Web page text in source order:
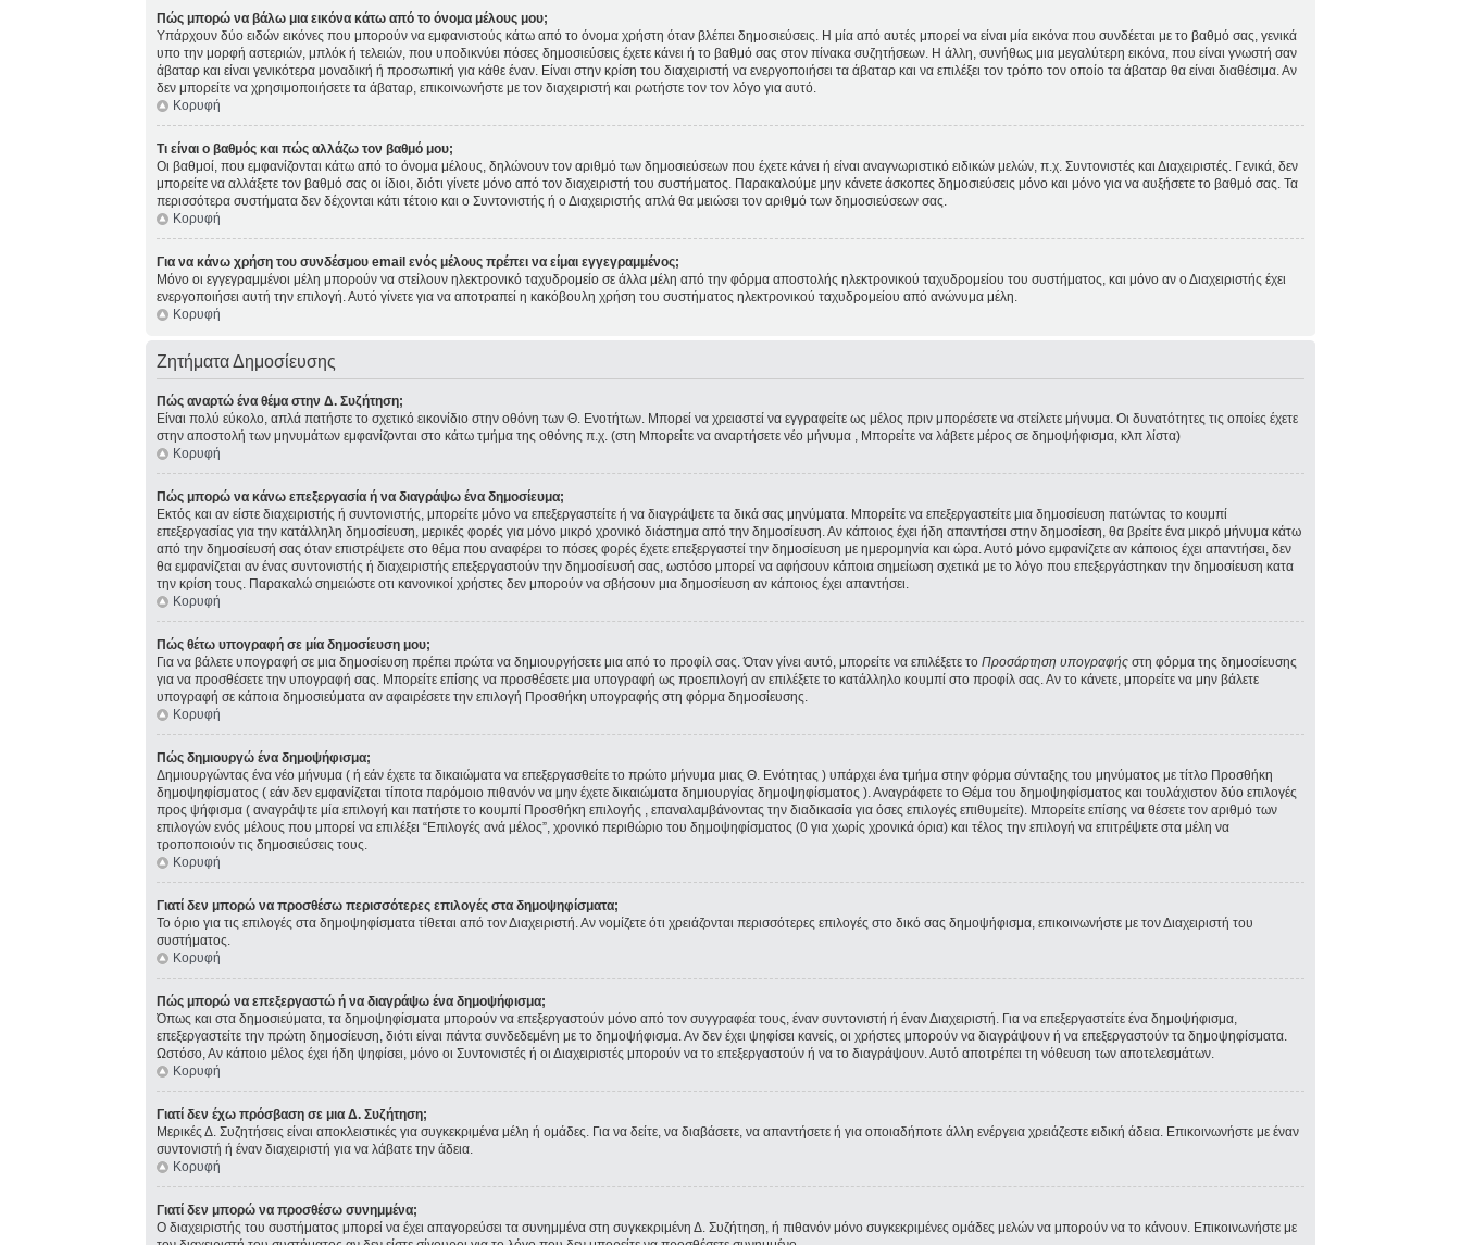
Πώς μπορώ να βάλω μια εικόνα κάτω από το όνομα μέλους μου;
Υπάρχουν δύο ειδών εικόνες που μπορούν να εμφανιστούς κάτω από το όνομα χρήστη όταν βλέπει δημοσιεύσεις. Η μία από αυτές μπορεί να είναι μία εικόνα που συνδέεται με το βαθμό σας, γενικά
υπο την μορφή αστεριών, μπλόκ ή τελειών, που υποδικνύει πόσες δημοσιεύσεις έχετε κάνει ή το βαθμό σας στον πίνακα συζητήσεων. Η άλλη, συνήθως μια μεγαλύτερη εικόνα, που είναι γνωστή σαν
άβαταρ και είναι γενικότερα μοναδική ή προσωπική για κάθε έναν. Είναι στην κρίση του διαχειριστή να ενεργοποιήσει τα άβαταρ και να επιλέξει τον τρόπο τον οποίο τα άβαταρ θα είναι διαθέσιμα. Αν
δεν μπορείτε να χρησιμοποιήσετε τα άβαταρ, επικοινωνήστε με τον διαχειριστή και ρωτήστε τον τον λόγο για αυτό.
Κορυφή
Τι είναι ο βαθμός και πώς αλλάζω τον βαθμό μου;
Οι βαθμοί, που εμφανίζονται κάτω από το όνομα μέλους, δηλώνουν τον αριθμό των δημοσιεύσεων που έχετε κάνει ή είναι αναγνωριστικό ειδικών μελών, π.χ. Συντονιστές και Διαχειριστές. Γενικά, δεν
μπορείτε να αλλάξετε τον βαθμό σας οι ίδιοι, διότι γίνετε μόνο από τον διαχειριστή του συστήματος. Παρακαλούμε μην κάνετε άσκοπες δημοσιεύσεις μόνο και μόνο για να αυξήσετε το βαθμό σας. Τα
περισσότερα συστήματα δεν δέχονται κάτι τέτοιο και ο Συντονιστής ή ο Διαχειριστής απλά θα μειώσει τον αριθμό των δημοσιεύσεων σας.
Κορυφή
Για να κάνω χρήση του συνδέσμου email ενός μέλους πρέπει να είμαι εγγεγραμμένος;
Μόνο οι εγγεγραμμένοι μέλη μπορούν να στείλουν ηλεκτρονικό ταχυδρομείο σε άλλα μέλη από την φόρμα αποστολής ηλεκτρονικού ταχυδρομείου του συστήματος, και μόνο αν ο Διαχειριστής έχει
ενεργοποιήσει αυτή την επιλογή. Αυτό γίνετε για να αποτραπεί η κακόβουλη χρήση του συστήματος ηλεκτρονικού ταχυδρομείου από ανώνυμα μέλη.
Κορυφή
Ζητήματα Δημοσίευσης
Πώς αναρτώ ένα θέμα στην Δ. Συζήτηση;
Είναι πολύ εύκολο, απλά πατήστε το σχετικό εικονίδιο στην οθόνη των Θ. Ενοτήτων. Μπορεί να χρειαστεί να εγγραφείτε ως μέλος πριν μπορέσετε να στείλετε μήνυμα. Οι δυνατότητες τις οποίες έχετε
στην αποστολή των μηνυμάτων εμφανίζονται στο κάτω τμήμα της οθόνης π.χ. (στη Μπορείτε να αναρτήσετε νέο μήνυμα , Μπορείτε να λάβετε μέρος σε δημοψήφισμα, κλπ λίστα)
Κορυφή
Πώς μπορώ να κάνω επεξεργασία ή να διαγράψω ένα δημοσίευμα;
Εκτός και αν είστε διαχειριστής ή συντονιστής, μπορείτε μόνο να επεξεργαστείτε ή να διαγράψετε τα δικά σας μηνύματα. Μπορείτε να επεξεργαστείτε μια δημοσίευση πατώντας το κουμπί
επεξεργασίας για την κατάλληλη δημοσίευση, μερικές φορές για μόνο μικρό χρονικό διάστημα από την δημοσίευση. Αν κάποιος έχει ήδη απαντήσει στην δημοσίεση, θα βρείτε ένα μικρό μήνυμα κάτω
από την δημοσίευσή σας όταν επιστρέψετε στο θέμα που αναφέρει το πόσες φορές έχετε επεξεργαστεί την δημοσίευση με ημερομηνία και ώρα. Αυτό μόνο εμφανίζετε αν κάποιος έχει απαντήσει, δεν
θα εμφανίζεται αν ένας συντονιστής ή διαχειριστής επεξεργαστούν την δημοσίευσή σας, ωστόσο μπορεί να αφήσουν κάποια σημείωση σχετικά με το λόγο που επεξεργάστηκαν την δημοσίευση κατα
την κρίση τους. Παρακαλώ σημειώστε οτι κανονικοί χρήστες δεν μπορούν να σβήσουν μια δημοσίευση αν κάποιος έχει απαντήσει.
Κορυφή
Πώς θέτω υπογραφή σε μία δημοσίευση μου;
Για να βάλετε υπογραφή σε μια δημοσίευση πρέπει πρώτα να δημιουργήσετε μια από το προφίλ σας. Όταν γίνει αυτό, μπορείτε να επιλέξετε τοΠροσάρτηση υπογραφής στη φόρμα της δημοσίευσης
για να προσθέσετε την υπογραφή σας. Μπορείτε επίσης να προσθέσετε μια υπογραφή ως προεπιλογή αν επιλέξετε το κατάλληλο κουμπί στο προφίλ σας. Αν το κάνετε, μπορείτε να μην βάλετε
υπογραφή σε κάποια δημοσιεύματα αν αφαιρέσετε την επιλογή Προσθήκη υπογραφής στη φόρμα δημοσίευσης.
Κορυφή
Πώς δημιουργώ ένα δημοψήφισμα;
Δημιουργώντας ένα νέο μήνυμα ( ή εάν έχετε τα δικαιώματα να επεξεργασθείτε το πρώτο μήνυμα μιας Θ. Ενότητας ) υπάρχει ένα τμήμα στην φόρμα σύνταξης του μηνύματος με τίτλο Προσθήκη
δημοψηφίσματος ( εάν δεν εμφανίζεται τίποτα παρόμοιο πιθανόν να μην έχετε δικαιώματα δημιουργίας δημοψηφίσματος ). Αναγράφετε το Θέμα του δημοψηφίσματος και τουλάχιστον δύο επιλογές
προς ψήφισμα ( αναγράψτε μία επιλογή και πατήστε το κουμπί Προσθήκη επιλογής , επαναλαμβάνοντας την διαδικασία για όσες επιλογές επιθυμείτε). Μπορείτε επίσης να θέσετε τον αριθμό των
επιλογών ενός μέλους που μπορεί να επιλέξει “Επιλογές ανά μέλος”, χρονικό περιθώριο του δημοψηφίσματος (0 για χωρίς χρονικά όρια) και τέλος την επιλογή να επιτρέψετε στα μέλη να
τροποποιούν τις δημοσιεύσεις τους.
Κορυφή
Γιατί δεν μπορώ να προσθέσω περισσότερες επιλογές στα δημοψηφίσματα;
Το όριο για τις επιλογές στα δημοψηφίσματα τίθεται από τον Διαχειριστή. Αν νομίζετε ότι χρειάζονται περισσότερες επιλογές στο δικό σας δημοψήφισμα, επικοινωνήστε με τον Διαχειριστή του
συστήματος.
Κορυφή
Πώς μπορώ να επεξεργαστώ ή να διαγράψω ένα δημοψήφισμα;
Όπως και στα δημοσιεύματα, τα δημοψηφίσματα μπορούν να επεξεργαστούν μόνο από τον συγγραφέα τους, έναν συντονιστή ή έναν Διαχειριστή. Για να επεξεργαστείτε ένα δημοψήφισμα,
επεξεργαστείτε την πρώτη δημοσίευση, διότι είναι πάντα συνδεδεμένη με το δημοψήφισμα. Αν δεν έχει ψηφίσει κανείς, οι χρήστες μπορούν να διαγράψουν ή να επεξεργαστούν τα δημοψηφίσματα.
Ωστόσο, Αν κάποιο μέλος έχει ήδη ψηφίσει, μόνο οι Συντονιστές ή οι Διαχειριστές μπορούν να το επεξεργαστούν ή να το διαγράψουν. Αυτό αποτρέπει τη νόθευση των αποτελεσμάτων.
Κορυφή
Γιατί δεν έχω πρόσβαση σε μια Δ. Συζήτηση;
Μερικές Δ. Συζητήσεις είναι αποκλειστικές για συγκεκριμένα μέλη ή ομάδες. Για να δείτε, να διαβάσετε, να απαντήσετε ή για οποιαδήποτε άλλη ενέργεια χρειάζεστε ειδική άδεια. Επικοινωνήστε με έναν
συντονιστή ή έναν διαχειριστή για να λάβατε την άδεια.
Κορυφή
Γιατί δεν μπορώ να προσθέσω συνημμένα;
Ο διαχειριστής του συστήματος μπορεί να έχει απαγορεύσει τα συνημμένα στη συγκεκριμένη Δ. Συζήτηση, ή πιθανόν μόνο συγκεκριμένες ομάδες μελών να μπορούν να το κάνουν. Επικοινωνήστε με